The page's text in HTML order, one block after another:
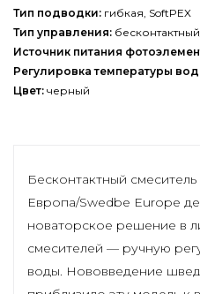
Тип подводки: гибкая, SoftPEX
Тип управления:
Источник питания
Регулировка температуры
Цвет: черный
Бесконтактный
Европа/Swedbe Europe
новаторское решение в
смесителей — ручную
воды. Нововведение